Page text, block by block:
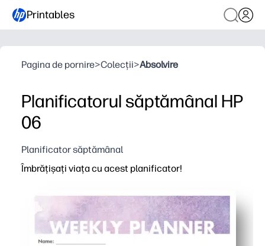
Printables
Pagina de pornire>Colecții>Absolvire
Planificatorul săptămânal HP
06
Planificator săptămânal
Îmbrățișați viața cu acest planificator!